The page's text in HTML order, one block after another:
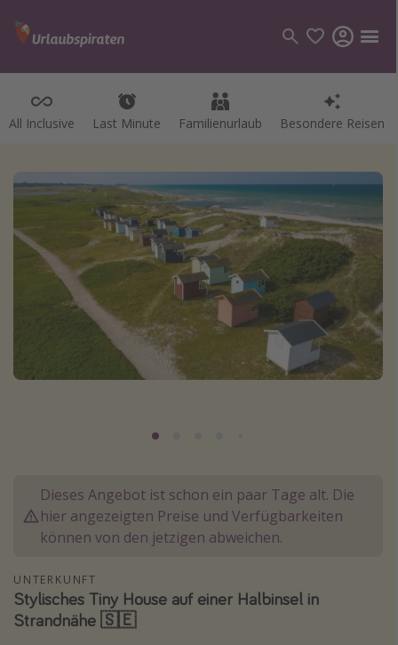
All Inclusive Last Minute Familienurlaub Besondere Reisen
Kategorien
Hotel
Pauschalreisen
Kreuzfahrten
Reiseziele
Alle Reiseziele
Bodensee Urlaub
Kefalonia Urlaub
Krabi Urlaub
Sri Lanka Rundreise
Japan Rundreise
Dieses Angebot ist schon ein paar Tage alt. Die
hier angezeigten Preise und Verfügbarkeiten
können von den jetzigen abweichen.
UNTERKUNFT
Stylisches Tiny House auf einer Halbinsel in
Strandnähe 🇸🇪